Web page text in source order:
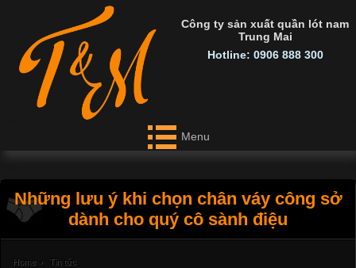
Công ty sản xuất quần lót nam
Trung Mai
Hotline: 0906 888 300
Menu
Những lưu ý khi chọn chân váy công sở
dành cho quý cô sành điệu
Home › Tin tức